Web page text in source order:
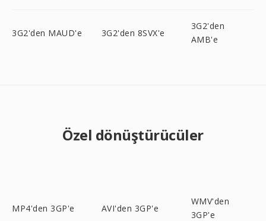
3G2'den MAUD'e 3G2'den 8SVX'e
3G2'den
AMB'e
Özel dönüştürücüler
MP4'den 3GP'e AVI'den 3GP'e
WMV'den
3GP'e